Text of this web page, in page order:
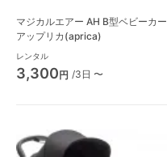
マジカルエアー AH B型ベビーカー
アップリカ(aprica)
レンタル
3,300円 /3日 〜